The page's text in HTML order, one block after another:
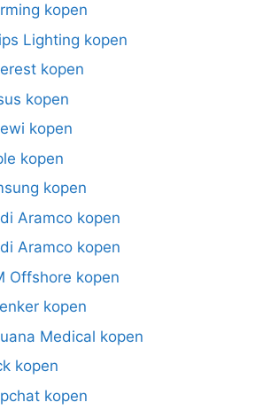
kopen
Lighting kopen
kopen
kopen
kopen
kopen
kopen
Aramco kopen
Aramco kopen
Offshore kopen
kopen
Medical kopen
kopen
kopen